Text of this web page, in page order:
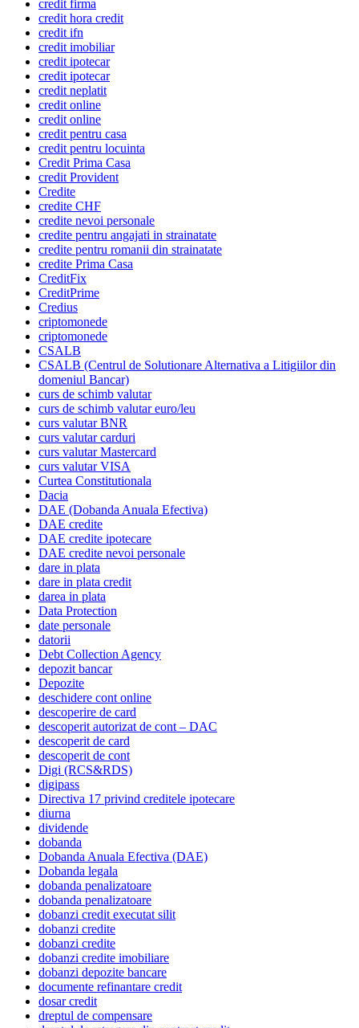
credit firma
credit hora credit
credit ifn
credit imobiliar
credit ipotecar
credit ipotecar
credit neplatit
credit online
credit online
credit pentru casa
credit pentru locuinta
Credit Prima Casa
credit Provident
Credite
credite CHF
credite nevoi personale
credite pentru angajati in strainatate
credite pentru romanii din strainatate
credite Prima Casa
CreditFix
CreditPrime
Credius
criptomonede
criptomonede
CSALB
CSALB (Centrul de Solutionare Alternativa a Litigiilor din
domeniul Bancar)
curs de schimb valutar
curs de schimb valutar euro/leu
curs valutar BNR
curs valutar carduri
curs valutar Mastercard
curs valutar VISA
Curtea Constitutionala
Dacia
DAE (Dobanda Anuala Efectiva)
DAE credite
DAE credite ipotecare
DAE credite nevoi personale
dare in plata
dare in plata credit
darea in plata
Data Protection
date personale
datorii
Debt Collection Agency
depozit bancar
Depozite
deschidere cont online
descoperire de card
descoperit autorizat de cont – DAC
descoperit de card
descoperit de cont
Digi (RCS&RDS)
digipass
Directiva 17 privind creditele ipotecare
diurna
dividende
dobanda
Dobanda Anuala Efectiva (DAE)
Dobanda legala
dobanda penalizatoare
dobanda penalizatoare
dobanzi credit executat silit
dobanzi credite
dobanzi credite
dobanzi credite imobiliare
dobanzi depozite bancare
documente refinantare credit
dosar credit
dreptul de compensare